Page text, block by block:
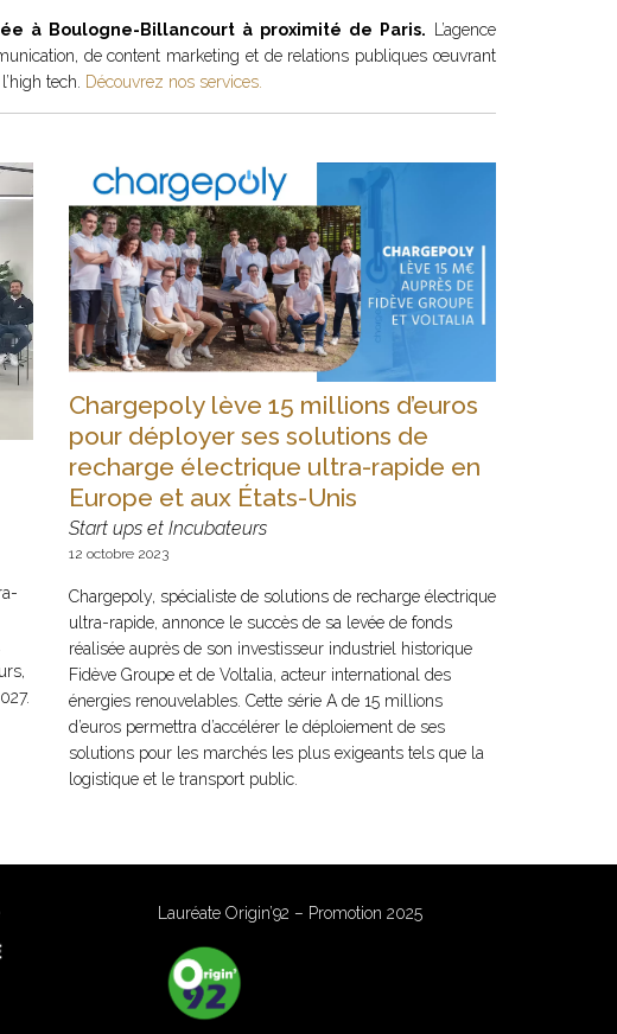
à Boulogne-Billancourt à proximité de Paris. L’agence
de content marketing et de relations publiques œuvrant
tech.
Découvrez nos services.
Chargepoly lève 15 millions d’euros
pour déployer ses solutions de
recharge électrique ultra-rapide en
Europe et aux États-Unis
Start ups et Incubateurs
12 octobre 2023
Chargepoly, spécialiste de solutions de recharge électrique
ultra-rapide, annonce le succès de sa levée de fonds
réalisée auprès de son investisseur industriel historique
Fidève Groupe et de Voltalia, acteur international des
énergies renouvelables. Cette série A de 15 millions
d’euros permettra d’accélérer le déploiement de ses
solutions pour les marchés les plus exigeants tels que la
logistique et le transport public.
Lauréate Origin’92 – Promotion 2025